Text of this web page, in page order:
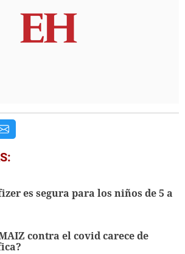
es segura para los niños de 5 a
contra el covid carece de